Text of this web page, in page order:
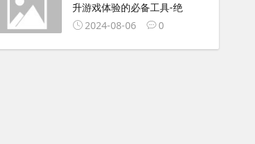
升游戏体验的必备工具-绝
2024-08-06
0